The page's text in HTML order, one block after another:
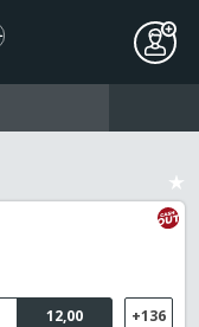
12,00 +136